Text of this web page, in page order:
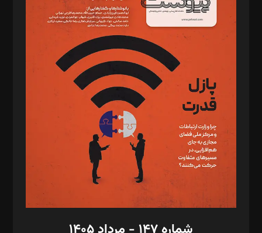
د‌بیر خدمت و تجارت: ابوالفضل رجبی
د‌بیر حقوق فناوری: حسام‌الدین ایپکچی
د‌بیر پیوست جهان: مینا پاکدل
د‌بیر تحریریه آنلاین: بابک نقاش
تحریریه‌: مجتبی محمود‌ی، آرش برهمند، یسنا امان‌پور، سروش کرمیان،
مصطفی مسجدی آرانی، ابوالفضل رجبی، زهرا فکرانه، فائزه فتحی
رستمی،مصطفی باستان
ویرایش: نگار استاد‌‌آقا
طراح یونیفرم: مجید توکلی
فیلمبرداری و عکاسی: امیر شفیعی، مانی لطفی زاده
گرافیک و صفحه‌آرایی: سید‌سبحان‌علی ثابت
مد‌یر توسعه تجاری: کامبیز برید‌
امور مالی: شاپور رهبری، محمد‌ کاظمی‌نیا